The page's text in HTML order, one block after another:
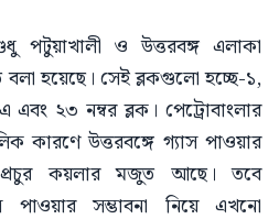
পটুয়াখালী ও উত্তরবঙ্গ এলাকা
হয়েছে। সেই ব্লকগুলো হচ্ছে-১,
২৩ নম্বর ব্লক। পেট্রোবাংলার
কারণে উত্তরবঙ্গে গ্যাস পাওয়ার
প্রচুর কয়লার মজুত আছে। তবে
পাওয়ার সম্ভাবনা নিয়ে এখনো